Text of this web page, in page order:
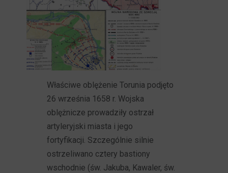
Właściwe oblężenie Torunia podjęto
26 września 1658 r. Wojska
oblężnicze prowadziły ostrzał
artyleryjski miasta i jego
fortyfikacji. Szczególnie silnie
ostrzeliwano cztery bastiony
wschodnie (św. Jakuba, Kawaler, św.